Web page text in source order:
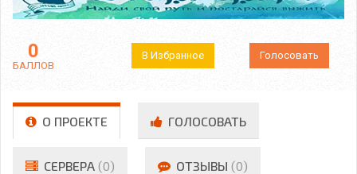
0
БАЛЛОВ
В Избранное Голосовать
О ПРОЕКТЕ ГОЛОСОВАТЬ
СЕРВЕРА (0) ОТЗЫВЫ (0)